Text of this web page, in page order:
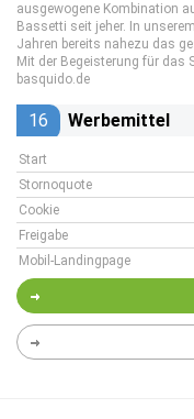
ausgewogene Kombination
Bassetti seit jeher. In
Jahren bereits nahezu das
Mit der Begeisterung für das
basquido.de
16 Werbemittel
Start
Stornoquote
Cookie
Freigabe
Mobil-Landingpage